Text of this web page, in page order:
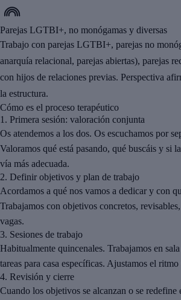
Parejas LGTBI+, no monógamas y diversas
Trabajo con parejas LGTBI+, parejas no
anarquía relacional, parejas abiertas), parejas
con hijos de relaciones previas. Perspectiva
la estructura.
Cómo es el proceso terapéutico
1. Primera sesión: valoración conjunta
Os atendemos a los dos. Os escuchamos por
Valoramos qué está pasando, qué buscáis y si
vía más adecuada.
2. Definir objetivos y plan de trabajo
Acordamos a qué nos vamos a dedicar y con
Trabajamos con objetivos concretos,
vagas.
3. Sesiones de trabajo
Habitualmente quincenales. Trabajamos en
tareas para casa específicas. Ajustamos el
4. Revisión y cierre
Cuando los objetivos se alcanzan o se redefine